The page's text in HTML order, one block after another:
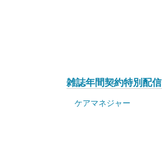
雑誌年間契約特別配信
ケアマネジャー